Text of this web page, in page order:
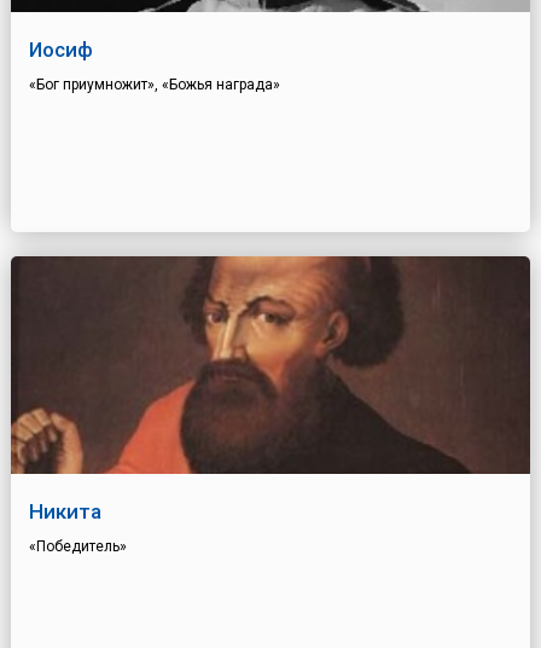
Иосиф
«Бог приумножит», «Божья награда»
Никита
«Победитель»